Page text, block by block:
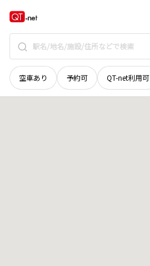
空車あり 予約可 QT-net利用可
奈良県